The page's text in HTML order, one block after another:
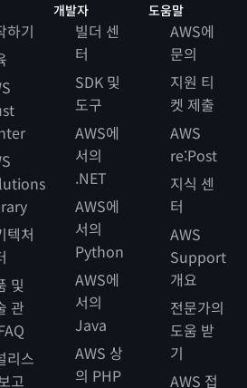
하기
텍처
및
관
리스
고
개발자
빌더 센
터
SDK 및
도구
AWS에
서의
.NET
AWS에
서의
Python
AWS에
서의
Java
AWS 상
의 PHP
도움말
AWS에
문의
지원 티
켓 제출
AWS
re:Post
지식 센
터
AWS
Support
개요
전문가의
도움 받
기
AWS 접